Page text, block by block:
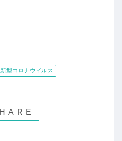
新型コロナウイルス